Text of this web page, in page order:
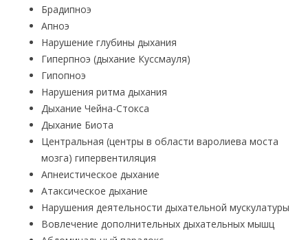
Брадипноэ
Апноэ
Нарушение глубины дыхания
Гиперпноэ (дыхание Куссмауля)
Гипопноэ
Нарушения ритма дыхания
Дыхание Чейна-Стокса
Дыхание Биота
Центральная (центры в области варолиева моста
мозга) гипервентиляция
Апнеистическое дыхание
Атаксическое дыхание
Нарушения деятельности дыхательной мускулатуры
Вовлечение дополнительных дыхательных мышц